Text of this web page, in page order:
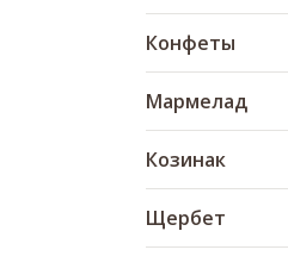
Конфеты
Мармелад
Козинак
Щербет